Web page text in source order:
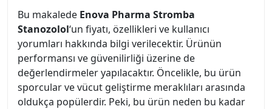
Bu makalede Enova Pharma Stromba
Stanozolol‘un fiyatı, özellikleri ve kullanıcı
yorumları hakkında bilgi verilecektir. Ürünün
performansı ve güvenilirliği üzerine de
değerlendirmeler yapılacaktır. Öncelikle, bu ürün
sporcular ve vücut geliştirme meraklıları arasında
oldukça popülerdir. Peki, bu ürün neden bu kadar